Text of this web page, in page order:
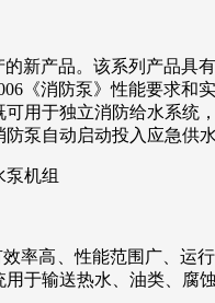
产品。该系列产品具
《消防泵》性能要求
用于独立消防给水系统
泵自动启动投入应急供水
高、性能范围广、运
于输送热水、油类、腐